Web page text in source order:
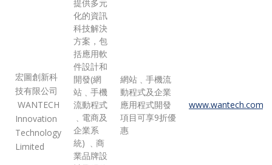
宏圖創新科
技有限公司
WANTECH
Innovation
Technology
Limited
提供多元
化的資訊
科技解決
方案，包
括應用軟
件設計和
開發(網
站﹑手機
流動程式
﹑電商及
企業系
統) ﹑商
業品牌設
網站﹑手機流
動程式及企業
應用程式開發
項目可享9折優
惠